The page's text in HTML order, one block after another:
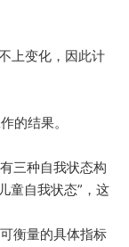
上变化，因此计
的结果。
三种自我状态构
童自我状态”，这
衡量的具体指标